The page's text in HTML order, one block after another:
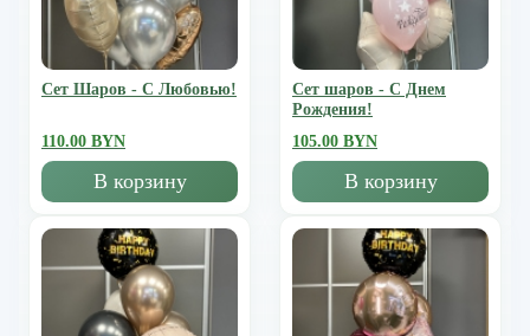
Сет Шаров - С Любовью!
110.00 BYN
В корзину
Сет шаров - С Днем
Рождения!
105.00 BYN
В корзину